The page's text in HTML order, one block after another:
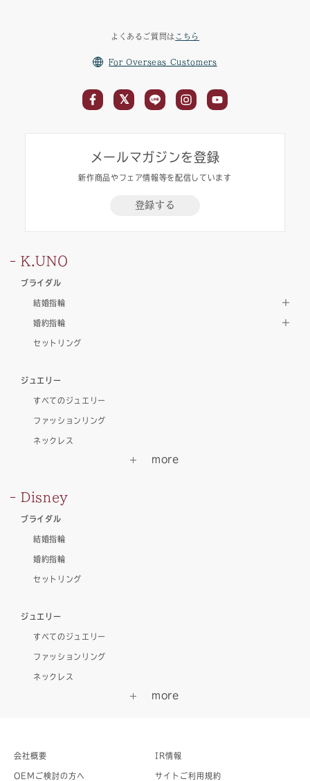
よくあるご質問は こちら
For Overseas Customers
メールマガジンを登録
新作商品やフェア情報等を配信しています
登録する
K.UNO
ブライダル
結婚指輪
婚約指輪
セットリング
ジュエリー
すべてのジュエリー
ファッションリング
ネックレス
Disney
ブライダル
結婚指輪
婚約指輪
セットリング
ジュエリー
すべてのジュエリー
ファッションリング
ネックレス
会社概要 IR情報
OEMご検討の方へ サイトご利用規約